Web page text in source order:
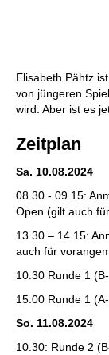
Elisabeth Pähtz
von jüngeren
wird. Aber ist es
Zeitplan
Sa. 10.08.2024
08.30 - 09.15:
Open (gilt auch
13.30 – 14.15:
auch für
10.30 Runde 1
15.00 Runde 1
So. 11.08.2024
10.30: Runde 2